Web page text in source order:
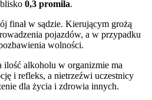
0,3 promila.
finał w sądzie. Kierującym grożą
pojazdów, a w przypadku
wolności.
ilość alkoholu w organizmie ma
i refleks, a nietrzeźwi uczestnicy
dla życia i zdrowia innych.